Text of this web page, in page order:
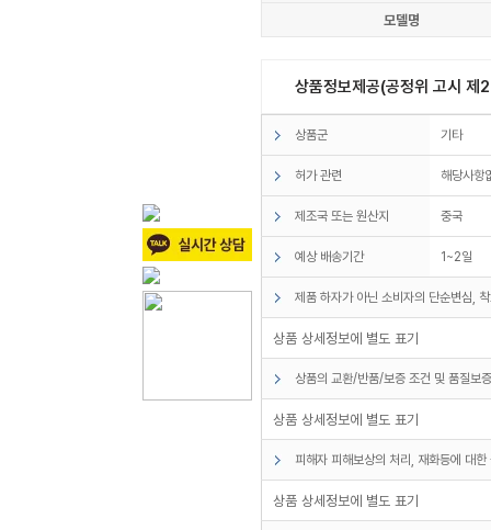
모델명
상품정보제공(공정위 고시
상품군 기타
허가 관련 해당사항
제조국 또는 원산지 중국
예상 배송기간 1~2일
제품 하자가 아닌 소비자의 단순변심,
상품 상세정보에 별도 표기
상품의 교환/반품/보증 조건 및 품질보
상품 상세정보에 별도 표기
피해자 피해보상의 처리, 재화등에 대
상품 상세정보에 별도 표기